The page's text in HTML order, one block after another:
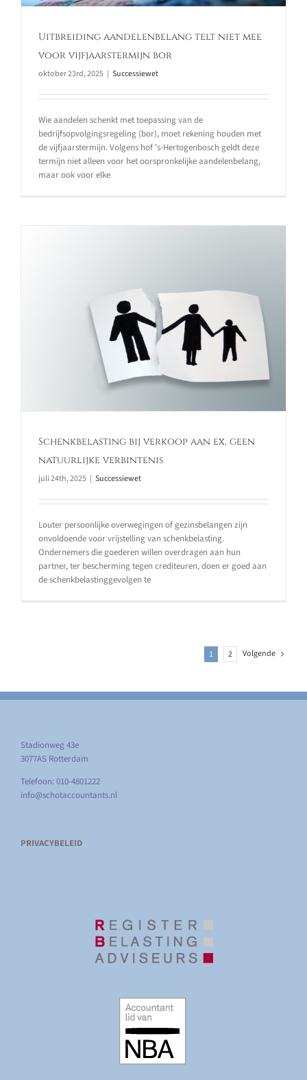
Uitbreiding aandelenbelang telt niet mee
voor vijfjaarstermijn bor
oktober 23rd, 2025 | Successiewet
Wie aandelen schenkt met toepassing van de
bedrijfsopvolgingsregeling (bor), moet rekening houden met
de vijfjaarstermijn. Volgens hof 's-Hertogenbosch geldt deze
termijn niet alleen voor het oorspronkelijke aandelenbelang,
maar ook voor elke
Schenkbelasting bij verkoop aan ex, geen
natuurlijke verbintenis
juli 24th, 2025 | Successiewet
Louter persoonlijke overwegingen of gezinsbelangen zijn
onvoldoende voor vrijstelling van schenkbelasting.
Ondernemers die goederen willen overdragen aan hun
partner, ter bescherming tegen crediteuren, doen er goed aan
de schenkbelastinggevolgen te
1 2 Volgende
Stadionweg 43e
3077AS Rotterdam
Telefoon: 010-4801222
info@schotaccountants.nl
PRIVACYBELEID